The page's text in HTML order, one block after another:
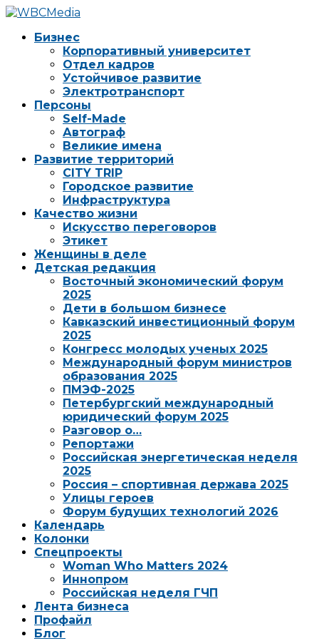
Бизнес
Корпоративный университет
Отдел кадров
Устойчивое развитие
Электротранспорт
Персоны
Self-Made
Автограф
Великие имена
Развитие территорий
CITY TRIP
Городское развитие
Инфраструктура
Качество жизни
Искусство переговоров
Этикет
Женщины в деле
Детская редакция
Восточный экономический форум
2025
Дети в большом бизнесе
Кавказский инвестиционный форум
2025
Конгресс молодых ученых 2025
Международный форум министров
образования 2025
ПМЭФ-2025
Петербургский международный
юридический форум 2025
Разговор о…
Репортажи
Российская энергетическая неделя
2025
Россия – спортивная держава 2025
Улицы героев
Форум будущих технологий 2026
Календарь
Колонки
Спецпроекты
Woman Who Matters 2024
Иннопром
Российская неделя ГЧП
Лента бизнеса
Профайл
Блог